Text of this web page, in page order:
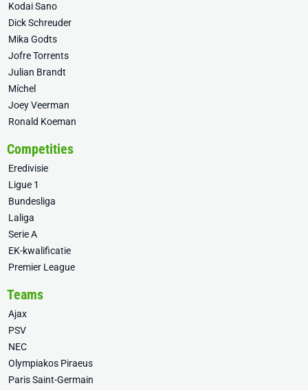
Kodai Sano
Dick Schreuder
Mika Godts
Jofre Torrents
Julian Brandt
Míchel
Joey Veerman
Ronald Koeman
Competities
Eredivisie
Ligue 1
Bundesliga
Laliga
Serie A
EK-kwalificatie
Premier League
Teams
Ajax
PSV
NEC
Olympiakos Piraeus
Paris Saint-Germain